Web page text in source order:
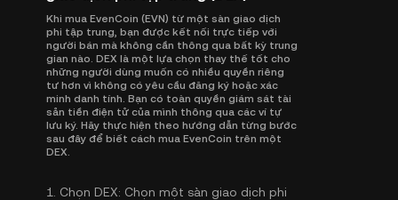
Khi mua EvenCoin (EVN) từ một sàn giao dịch
phi tập trung, bạn được kết nối trực tiếp với
người bán mà không cần thông qua bất kỳ trung
gian nào. DEX là một lựa chọn thay thế tốt cho
những người dùng muốn có nhiều quyền riêng
tư hơn vì không có yêu cầu đăng ký hoặc xác
minh danh tính. Bạn có toàn quyền giám sát tài
sản tiền điện tử của mình thông qua các ví tự
lưu ký. Hãy thực hiện theo hướng dẫn từng bước
sau đây để biết cách mua EvenCoin trên một
DEX.
1. Chọn DEX: Chọn một sàn giao dịch phi